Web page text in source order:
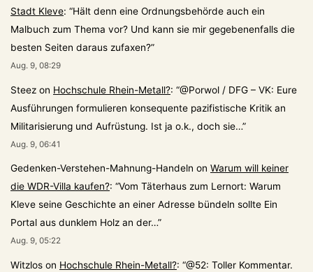
Stadt Kleve: “Hält denn eine Ordnungsbehörde auch ein
Malbuch zum Thema vor? Und kann sie mir gegebenenfalls die
besten Seiten daraus zufaxen?”
Aug. 9, 08:29
Steez on Hochschule Rhein-Metall?: “@Porwol / DFG – VK: Eure
Ausführungen formulieren konsequente pazifistische Kritik an
Militarisierung und Aufrüstung. Ist ja o.k., doch sie…”
Aug. 9, 06:41
Gedenken-Verstehen-Mahnung-Handeln on Warum will keiner
die WDR-Villa kaufen?: “Vom Täterhaus zum Lernort: Warum
Kleve seine Geschichte an einer Adresse bündeln sollte Ein
Portal aus dunklem Holz an der…”
Aug. 9, 05:22
Witzlos on Hochschule Rhein-Metall?: “@52: Toller Kommentar.